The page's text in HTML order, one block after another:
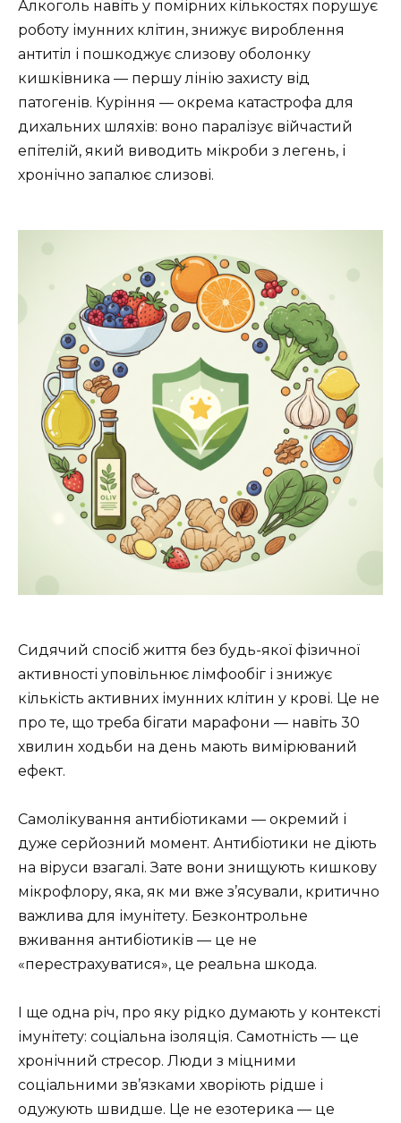
Алкоголь навіть у помірних кількостях порушує
роботу імунних клітин, знижує вироблення
антитіл і пошкоджує слизову оболонку
кишківника — першу лінію захисту від
патогенів. Куріння — окрема катастрофа для
дихальних шляхів: воно паралізує війчастий
епітелій, який виводить мікроби з легень, і
хронічно запалює слизові.
Сидячий спосіб життя без будь-якої фізичної
активності уповільнює лімфообіг і знижує
кількість активних імунних клітин у крові. Це не
про те, що треба бігати марафони — навіть 30
хвилин ходьби на день мають вимірюваний
ефект.
Самолікування антибіотиками — окремий і
дуже серйозний момент. Антибіотики не діють
на віруси взагалі. Зате вони знищують кишкову
мікрофлору, яка, як ми вже з’ясували, критично
важлива для імунітету. Безконтрольне
вживання антибіотиків — це не
«перестрахуватися», це реальна шкода.
І ще одна річ, про яку рідко думають у контексті
імунітету: соціальна ізоляція. Самотність — це
хронічний стресор. Люди з міцними
соціальними зв’язками хворіють рідше і
одужують швидше. Це не езотерика — це